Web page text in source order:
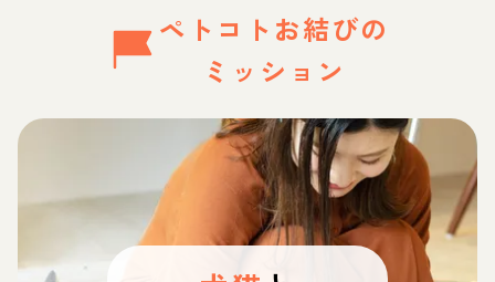
ペトコトお結びの
ミッション